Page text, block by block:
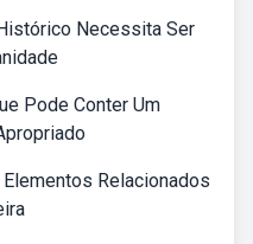
Necessita Ser
Pode Conter Um
Relacionados